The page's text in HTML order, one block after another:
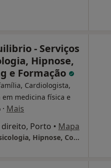
- Serviços
Hipnose,
e Formação
Cardiologista,
em medicina física e
· Mais
direito, Porto • Mapa
PuroEquilibrio - Serviços de Psicologia, Hipnose, Coaching e Formação